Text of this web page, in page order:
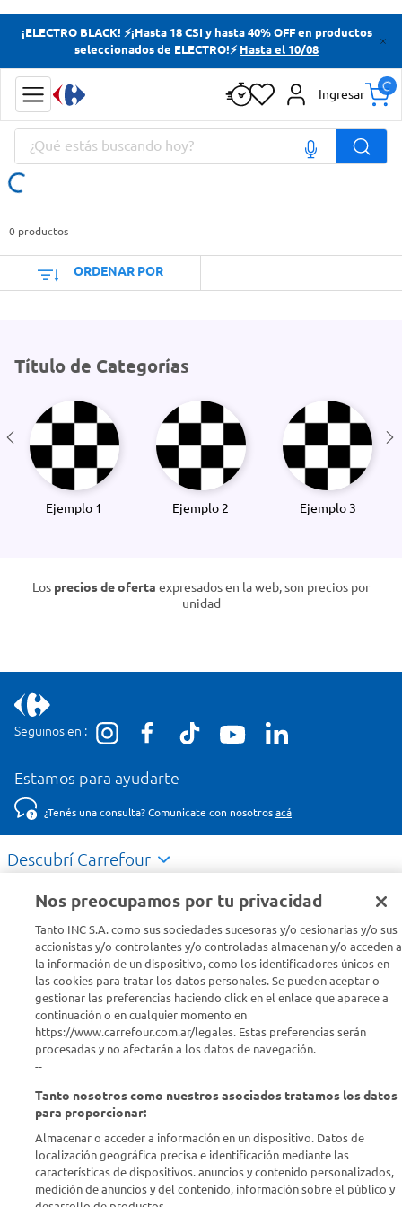
¡ELECTRO BLACK! ⚡¡Hasta 18 CSI y hasta 40% OFF en productos
seleccionados de ELECTRO!⚡ Hasta el 10/08
Ingresar
¿Qué estás buscando hoy?
0 productos
ORDENAR POR
Título de Categorías
Ejemplo 1 Ejemplo 2 Ejemplo 3
Los precios de oferta expresados en la web, son precios por
unidad
Seguinos en :
Estamos para ayudarte
¿Tenés una consulta? Comunicate con nosotros acá
Descubrí Carrefour
Conocenos
Info útil
Comprá Online
Enterate de nuestras ofertas
que nadie.
Provincia
ENVIAR
Términos más buscados
Yerba
Cerveza
Papas Fritas
Términos más buscados
Cerveza
Papas Fritas
Doves
Nos preocupamos por tu privacidad
Tanto INC S.A. como sus sociedades sucesoras y/o cesionarias y/o sus
accionistas y/o controlantes y/o controladas almacenan y/o acceden a
la información de un dispositivo, como los identificadores únicos en
las cookies para tratar los datos personales. Se pueden aceptar o
gestionar las preferencias haciendo click en el enlace que aparece a
continuación o en cualquier momento en
https://www.carrefour.com.ar/legales. Estas preferencias serán
procesadas y no afectarán a los datos de navegación.
--
Tanto nosotros como nuestros asociados tratamos los datos
para proporcionar:
Almacenar o acceder a información en un dispositivo. Datos de
localización geográfica precisa e identificación mediante las
características de dispositivos. anuncios y contenido personalizados,
medición de anuncios y del contenido, información sobre el público y